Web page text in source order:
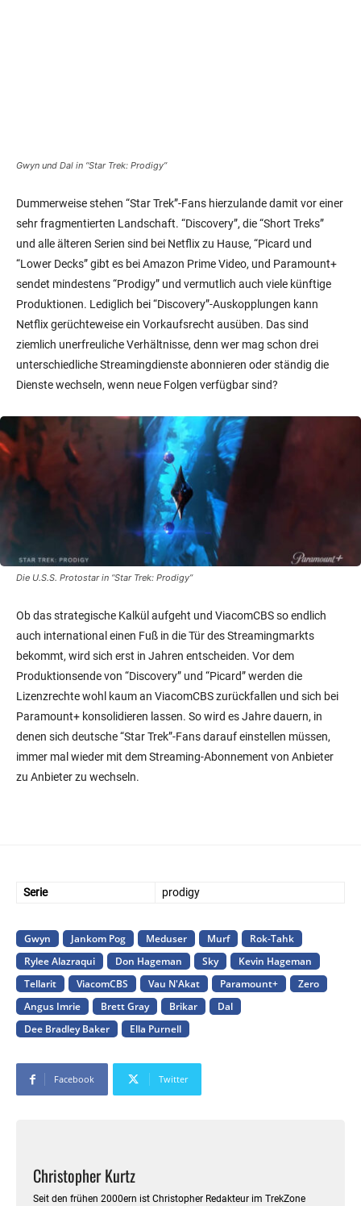
Gwyn und Dal in “Star Trek: Prodigy”
Dummerweise stehen “Star Trek”-Fans hierzulande damit vor einer
sehr fragmentierten Landschaft. “Discovery”, die “Short Treks”
und alle älteren Serien sind bei Netflix zu Hause, “Picard und
“Lower Decks” gibt es bei Amazon Prime Video, und Paramount+
sendet mindestens “Prodigy” und vermutlich auch viele künftige
Produktionen. Lediglich bei “Discovery”-Auskopplungen kann
Netflix gerüchteweise ein Vorkaufsrecht ausüben. Das sind
ziemlich unerfreuliche Verhältnisse, denn wer mag schon drei
unterschiedliche Streamingdienste abonnieren oder ständig die
Dienste wechseln, wenn neue Folgen verfügbar sind?
Die U.S.S. Protostar in “Star Trek: Prodigy”
Ob das strategische Kalkül aufgeht und ViacomCBS so endlich
auch international einen Fuß in die Tür des Streamingmarkts
bekommt, wird sich erst in Jahren entscheiden. Vor dem
Produktionsende von “Discovery” und “Picard” werden die
Lizenzrechte wohl kaum an ViacomCBS zurückfallen und sich bei
Paramount+ konsolidieren lassen. So wird es Jahre dauern, in
denen sich deutsche “Star Trek”-Fans darauf einstellen müssen,
immer mal wieder mit dem Streaming-Abonnement von Anbieter
zu Anbieter zu wechseln.
Serie prodigy
Gwyn Jankom Pog Meduser Murf
Rok-Tahk
Rylee Alazraqui
Don Hageman Sky
Kevin Hageman
Tellarit
ViacomCBS Vau N'Akat Paramount+
Zero
Angus Imrie
Brett Gray Brikar
Dal
Dee Bradley Baker
Ella Purnell
Facebook Twitter
Christopher Kurtz
Seit den frühen 2000ern ist Christopher Redakteur im TrekZone